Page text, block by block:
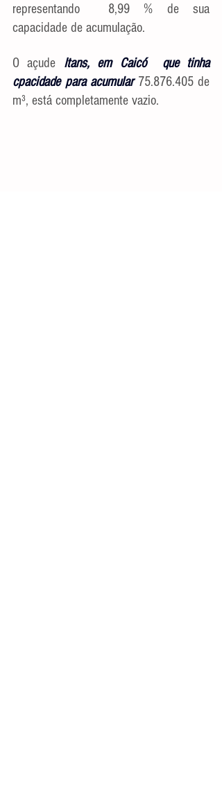
representando  8,99 % de sua
capacidade de acumulação.
O açude Itans, em Caicó  que tinha
cpacidade para acumular 75.876.405 de
m³, está completamente vazio.